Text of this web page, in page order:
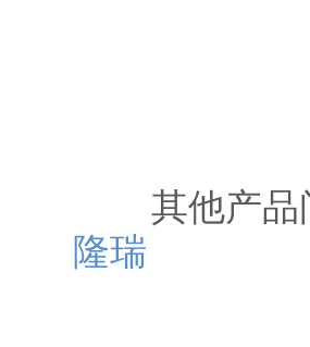
其他产品
隆瑞